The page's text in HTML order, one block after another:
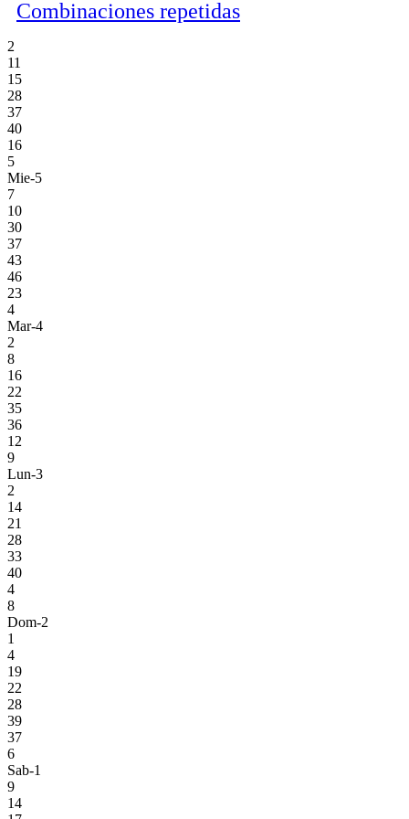
Combinaciones repetidas
2
11
15
28
37
40
16
5
Mie-5
7
10
30
37
43
46
23
4
Mar-4
2
8
16
22
35
36
12
9
Lun-3
2
14
21
28
33
40
4
8
Dom-2
1
4
19
22
28
39
37
6
Sab-1
9
14